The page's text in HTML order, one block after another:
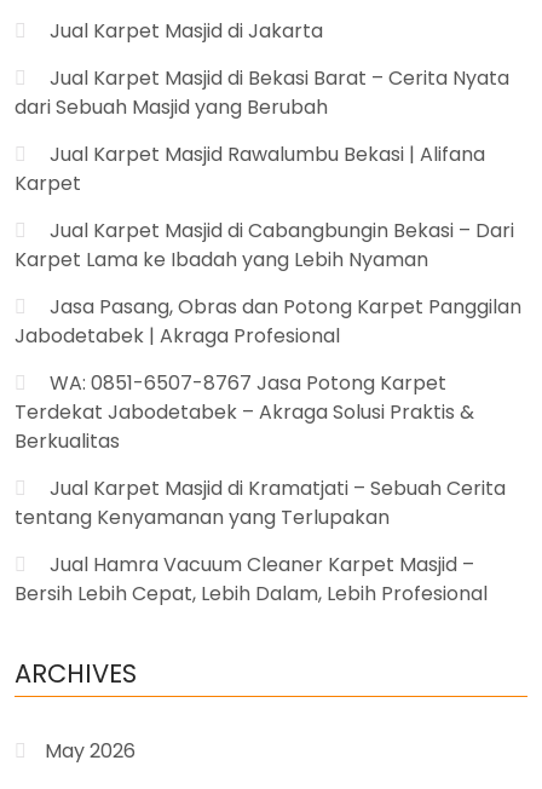
Jual Karpet Masjid di Jakarta
Jual Karpet Masjid di Bekasi Barat – Cerita Nyata
dari Sebuah Masjid yang Berubah
Jual Karpet Masjid Rawalumbu Bekasi | Alifana
Karpet
Jual Karpet Masjid di Cabangbungin Bekasi – Dari
Karpet Lama ke Ibadah yang Lebih Nyaman
Jasa Pasang, Obras dan Potong Karpet Panggilan
Jabodetabek | Akraga Profesional
WA: 0851-6507-8767 Jasa Potong Karpet
Terdekat Jabodetabek – Akraga Solusi Praktis &
Berkualitas
Jual Karpet Masjid di Kramatjati – Sebuah Cerita
tentang Kenyamanan yang Terlupakan
Jual Hamra Vacuum Cleaner Karpet Masjid –
Bersih Lebih Cepat, Lebih Dalam, Lebih Profesional
ARCHIVES
May 2026